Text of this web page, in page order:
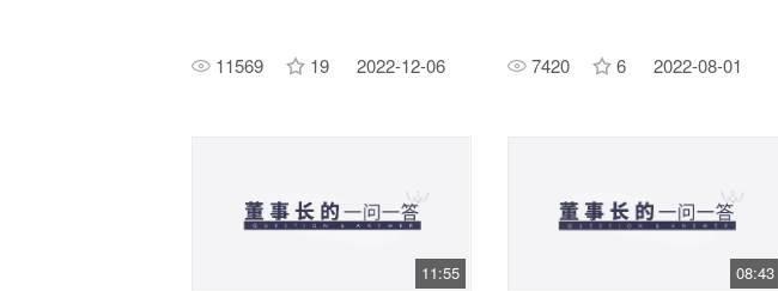
11569 19 2022-12-06 7420 6 2022-08-01
11:55 08:43